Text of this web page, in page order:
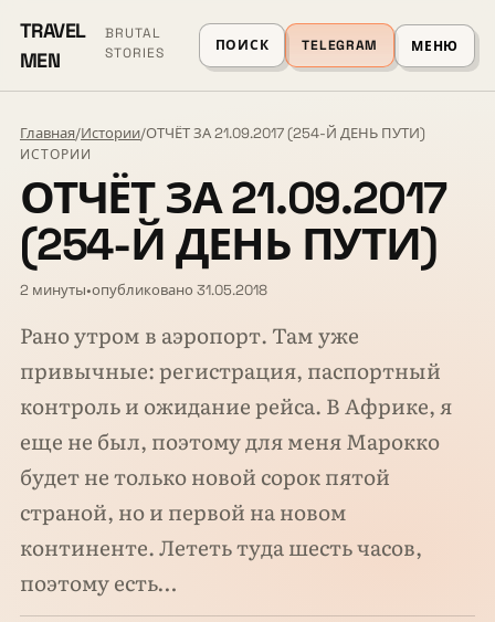
TRAVEL
MEN
BRUTAL
STORIES
ПОИСК TELEGRAM МЕНЮ
Главная/Истории/ОТЧЁТ ЗА 21.09.2017 (254-Й ДЕНЬ ПУТИ)
ИСТОРИИ
ОТЧЁТ ЗА 21.09.2017
(254-Й ДЕНЬ ПУТИ)
2 минуты•опубликовано 31.05.2018
Рано утром в аэропорт. Там уже
привычные: регистрация, паспортный
контроль и ожидание рейса. В Африке, я
еще не был, поэтому для меня Марокко
будет не только новой сорок пятой
страной, но и первой на новом
континенте. Лететь туда шесть часов,
поэтому есть…